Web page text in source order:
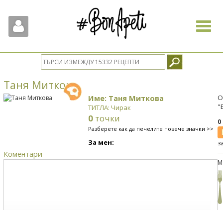
Toggle
Таня Миткова
Име: Таня Миткова
ТИТЛА: Чирак
0 точки
Разберете как да печелите повече значки >>
За мен:
Коментари